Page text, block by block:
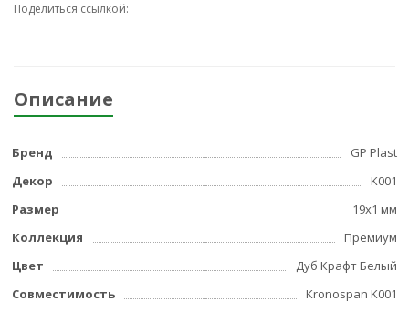
Поделиться ссылкой:
Описание
Бренд
GP Plast
Декор
K001
Размер
19x1 мм
Коллекция
Премиум
Цвет
Дуб Крафт Белый
Совместимость
Kronospan K001